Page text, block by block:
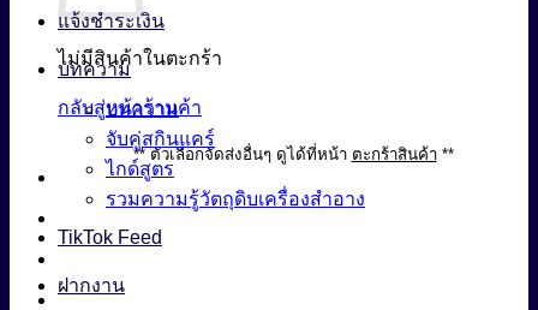
ไม่มีสินค้าในตะกร้า
กลับสู่หน้าร้านค้า
** ตัวเลือกจัดส่งอื่นๆ ดูได้ที่หน้า ตะกร้าสินค้า**
แจ้งชำระเงิน
บทความ
บทความ
จับคู่สกินแคร์
ไกด์สูตร
รวมความรู้วัตถุดิบเครื่องสำอาง
TikTok Feed
ฝากงาน